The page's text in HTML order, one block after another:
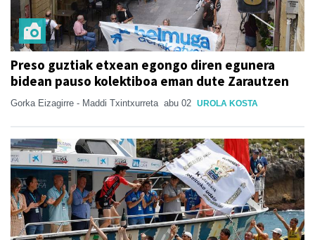
Preso guztiak etxean egongo diren egunera
bidean pauso kolektiboa eman dute Zarautzen
Gorka Eizagirre - Maddi Txintxurreta abu 02 UROLA KOSTA